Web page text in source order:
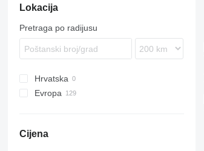
Lokacija
Pretraga po radijusu
Hrvatska
Evropa
Cijena